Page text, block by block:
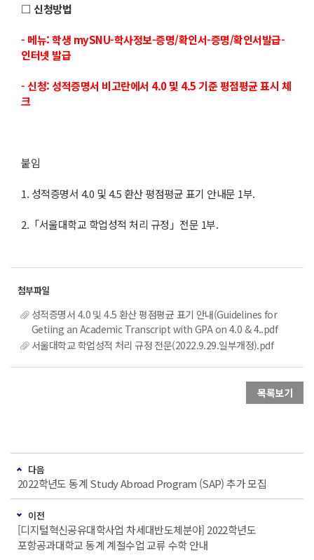
□ 신청방법
- 메뉴: 학생 mySNU-학사정보-증명/확인서-증명/확인서발급-
인터넷 발급
- 신청: 성적증명서 비고란에서 4.0 및 4.5 기준 평점평균 표시 체
크
붙임
1. 성적증명서 4.0 및 4.5 환산 평점평균 표기 안내문 1부.
2.「서울대학교 학업성적 처리 규정」전문 1부.
성적증명서 4.0 및 4.5 환산 평점평균 표기 안내(Guidelines for
Getiing an Academic Transcript with GPA on 4.0 & 4..pdf
서울대학교 학업성적 처리 규정 전문(2022.9.29.일부개정).pdf
목록보기
다음
2022학년도 동계 Study Abroad Program (SAP) 추가 모집
이전
[디지털혁신공유대학사업 차세대반도체분야] 2022학년도
포항공과대학교 동계 계절수업 교류 수학 안내